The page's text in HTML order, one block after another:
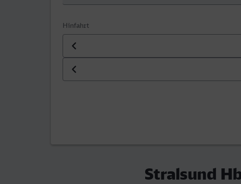
Hinfahrt
Datum der Hinfahrt
Uhrzeit der Hinfahrt
Stralsund